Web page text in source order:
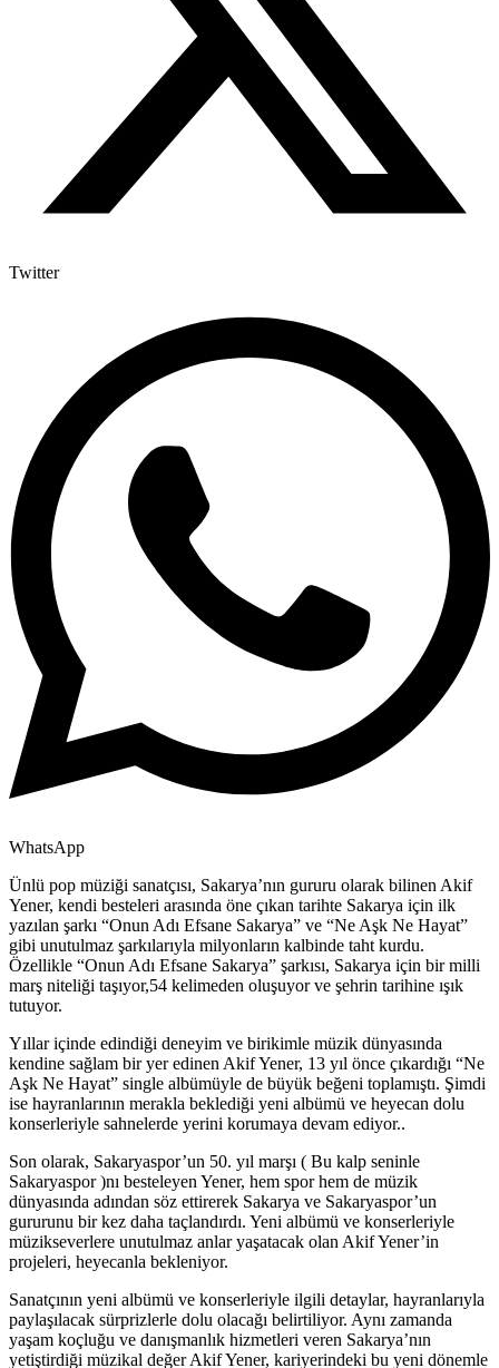
Twitter
WhatsApp
Ünlü pop müziği sanatçısı, Sakarya’nın gururu olarak bilinen Akif
Yener, kendi besteleri arasında öne çıkan tarihte Sakarya için ilk
yazılan şarkı “Onun Adı Efsane Sakarya” ve “Ne Aşk Ne Hayat”
gibi unutulmaz şarkılarıyla milyonların kalbinde taht kurdu.
Özellikle “Onun Adı Efsane Sakarya” şarkısı, Sakarya için bir milli
marş niteliği taşıyor,54 kelimeden oluşuyor ve şehrin tarihine ışık
tutuyor.
Yıllar içinde edindiği deneyim ve birikimle müzik dünyasında
kendine sağlam bir yer edinen Akif Yener, 13 yıl önce çıkardığı “Ne
Aşk Ne Hayat” single albümüyle de büyük beğeni toplamıştı. Şimdi
ise hayranlarının merakla beklediği yeni albümü ve heyecan dolu
konserleriyle sahnelerde yerini korumaya devam ediyor..
Son olarak, Sakaryaspor’un 50. yıl marşı ( Bu kalp seninle
Sakaryaspor )nı besteleyen Yener, hem spor hem de müzik
dünyasında adından söz ettirerek Sakarya ve Sakaryaspor’un
gururunu bir kez daha taçlandırdı. Yeni albümü ve konserleriyle
müzikseverlere unutulmaz anlar yaşatacak olan Akif Yener’in
projeleri, heyecanla bekleniyor.
Sanatçının yeni albümü ve konserleriyle ilgili detaylar, hayranlarıyla
paylaşılacak sürprizlerle dolu olacağı belirtiliyor. Aynı zamanda
yaşam koçluğu ve danışmanlık hizmetleri veren Sakarya’nın
yetiştirdiği müzikal değer Akif Yener, kariyerindeki bu yeni dönemle